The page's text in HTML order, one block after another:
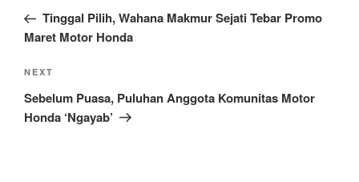
PostTinggal Pilih, Wahana Makmur Sejati Tebar Promo
Maret Motor Honda
Next
Post
NEXT
Sebelum Puasa, Puluhan Anggota Komunitas Motor
Honda ‘Ngayab’